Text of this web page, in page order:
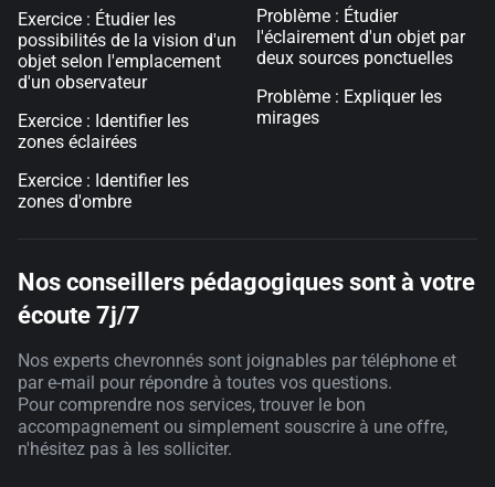
Exercice : Étudier les
possibilités de la vision d'un
objet selon l'emplacement
d'un observateur
Exercice : Identifier les
zones éclairées
Exercice : Identifier les
zones d'ombre
Problème : Étudier
l'éclairement d'un objet par
deux sources ponctuelles
Problème : Expliquer les
mirages
Nos conseillers pédagogiques sont à votre
écoute 7j/7
Nos experts chevronnés sont joignables par téléphone et
par e-mail pour répondre à toutes vos questions.
Pour comprendre nos services, trouver le bon
accompagnement ou simplement souscrire à une offre,
n'hésitez pas à les solliciter.